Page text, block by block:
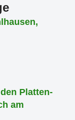
Platten-
am